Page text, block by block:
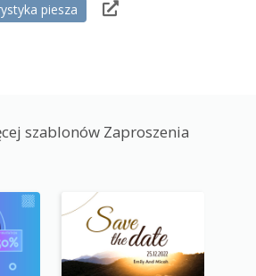
piesza
szablonów Zaproszenia